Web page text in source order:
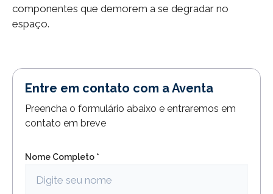
componentes que demorem a se degradar no
espaço.
Entre em contato com a Aventa
Preencha o formulário abaixo e entraremos em
contato em breve
Nome Completo *